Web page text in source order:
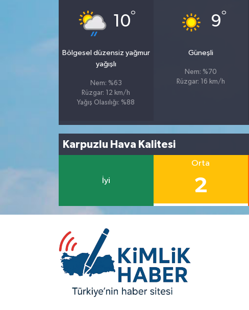
10°
Bölgesel düzensiz yağmur
yağışlı
Nem: %63
Rüzgar: 12 km/h
Yağış Olasılığı: %88
9°
Güneşli
Nem: %70
Rüzgar: 16 km/h
Karpuzlu Hava Kalitesi
İyi
Orta
2